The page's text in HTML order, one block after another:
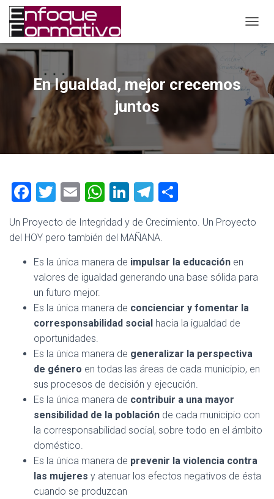
A
I
A
R
M
G
Ó
En Igualdad, mejor crecemos
juntos
F
ce
o
ok
T
tt
E
ai
W
at
A
p
Li
e
n
T
e
a
m
ar
Un Proyecto de Integridad y de Crecimiento. Un Proyecto
del HOY pero también del MAÑANA.
Es la única manera de impulsar la educación en
valores de igualdad generando una base sólida para
un futuro mejor.
Es la única manera de concienciar y fomentar la
corresponsabilidad social hacia la igualdad de
oportunidades.
Es la única manera de generalizar la perspectiva
de género en todas las áreas de cada municipio, en
sus procesos de decisión y ejecución.
Es la única manera de contribuir a una mayor
sensibilidad de la población de cada municipio con
la corresponsabilidad social, sobre todo en el ámbito
doméstico.
Es la única manera de prevenir la violencia contra
las mujeres y atenuar los efectos negativos de ésta
cuando se produzcan